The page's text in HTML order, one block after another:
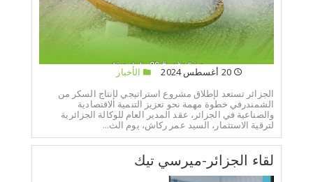
20 أغسطس 2024
الأخبار
الجزائر تستعد لإطلاق مشروع استراتيجي لإنتاج السكر من
الشمندرفي خطوة مهمة نحو تعزيز التنمية الاقتصادية
والصناعية في الجزائر، عقد المدير العام للوكالة الجزائرية
لترقية الاستثمار، السيد عمر ركاش، يوم الث...
لقاء الجزائر-ميرسي تيك